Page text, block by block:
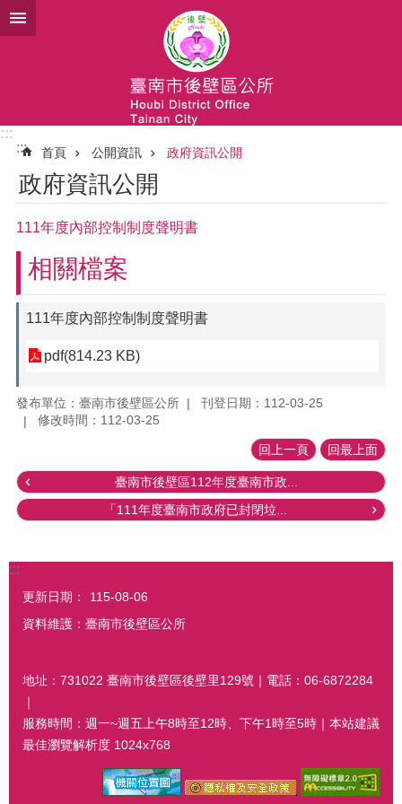
跳到主要內容區塊
:::
:::
首頁 公開資訊 政府資訊公開
政府資訊公開
111年度內部控制制度聲明書
相關檔案
111年度內部控制制度聲明書
pdf(814.23 KB)
發布單位：臺南市後壁區公所
刊登日期：112-03-25
修改時間：112-03-25
回上一頁 回最上面
臺南市後壁區112年度臺南市政...
「111年度臺南市政府已封閉垃...
:::
更新日期：
115-08-06
資料維護：臺南市後壁區公所
地址：731022 臺南市後壁區後壁里129號｜電話：06-6872284
｜
服務時間：週一~週五上午8時至12時、下午1時至5時｜本站建議
最佳瀏覽解析度 1024x768